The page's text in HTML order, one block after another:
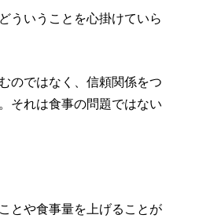
ういうことを心掛けていら
のではなく、信頼関係をつ
それは食事の問題ではない
とや食事量を上げることが